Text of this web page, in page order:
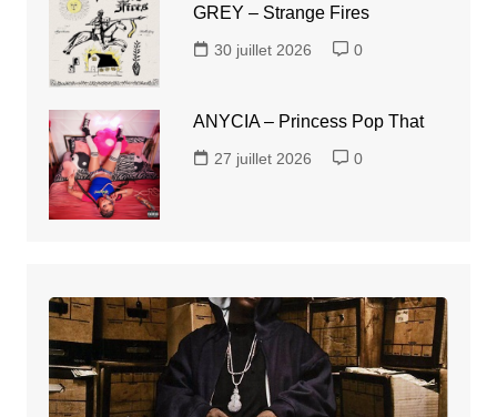
GREY – Strange Fires
30 juillet 2026 0
ANYCIA – Princess Pop That
27 juillet 2026 0
40
des
meilleurs
albums